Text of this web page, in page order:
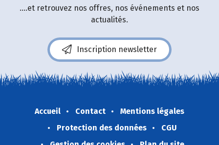
....et retrouvez nos offres, nos événements et nos
actualités.
Inscription newsletter
Accueil Contact
Mentions légales
Protection des données
CGU